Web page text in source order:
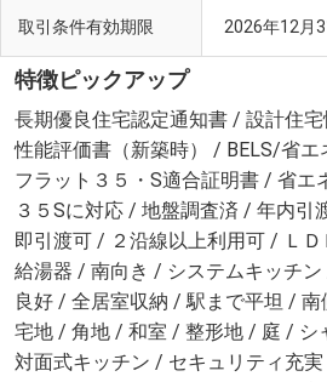
取引条件有効期限 2026年12月
特徴ピックアップ
長期優良住宅認定通知書 / 設計住
性能評価書（新築時） / BELS/省
フラット３５・S適合証明書 / 省エ
３５Sに対応 / 地盤調査済 / 年内引
即引渡可 / ２沿線以上利用可 / Ｌ
給湯器 / 南向き / システムキッチ
良好 / 全居室収納 / 駅まで平坦 /
宅地 / 角地 / 和室 / 整形地 / 庭 / シ
対面式キッチン / セキュリティ充